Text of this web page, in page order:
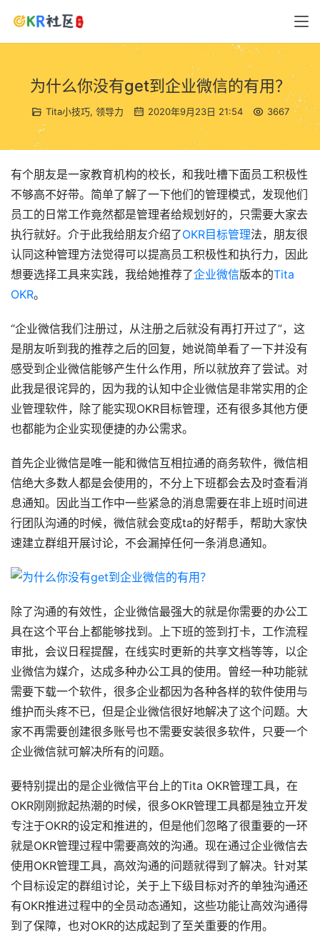
为什么你没有get到企业微信的有用？
Tita小技巧, 领导力 2020年9月23日 21:54 3667
有个朋友是一家教育机构的校长，和我吐槽下面员工积极性
不够高不好带。简单了解了一下他们的管理模式，发现他们
员工的日常工作竟然都是管理者给规划好的，只需要大家去
执行就好。介于此我给朋友介绍了OKR目标管理法，朋友很
认同这种管理方法觉得可以提高员工积极性和执行力，因此
想要选择工具来实践，我给她推荐了企业微信版本的Tita
OKR。
“企业微信我们注册过，从注册之后就没有再打开过了”，这
是朋友听到我的推荐之后的回复，她说简单看了一下并没有
感受到企业微信能够产生什么作用，所以就放弃了尝试。对
此我是很诧异的，因为我的认知中企业微信是非常实用的企
业管理软件，除了能实现OKR目标管理，还有很多其他方便
也都能为企业实现便捷的办公需求。
首先企业微信是唯一能和微信互相拉通的商务软件，微信相
信绝大多数人都是会使用的，不分上下班都会去及时查看消
息通知。因此当工作中一些紧急的消息需要在非上班时间进
行团队沟通的时候，微信就会变成ta的好帮手，帮助大家快
速建立群组开展讨论，不会漏掉任何一条消息通知。
除了沟通的有效性，企业微信最强大的就是你需要的办公工
具在这个平台上都能够找到。上下班的签到打卡，工作流程
审批，会议日程提醒，在线实时更新的共享文档等等，以企
业微信为媒介，达成多种办公工具的使用。曾经一种功能就
需要下载一个软件，很多企业都因为各种各样的软件使用与
维护而头疼不已，但是企业微信很好地解决了这个问题。大
家不再需要创建很多账号也不需要安装很多软件，只要一个
企业微信就可解决所有的问题。
要特别提出的是企业微信平台上的Tita OKR管理工具，在
OKR刚刚掀起热潮的时候，很多OKR管理工具都是独立开发
专注于OKR的设定和推进的，但是他们忽略了很重要的一环
就是OKR管理过程中需要高效的沟通。现在通过企业微信去
使用OKR管理工具，高效沟通的问题就得到了解决。针对某
个目标设定的群组讨论，关于上下级目标对齐的单独沟通还
有OKR推进过程中的全员动态通知，这些功能让高效沟通得
到了保障，也对OKR的达成起到了至关重要的作用。